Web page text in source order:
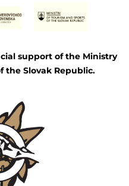
support of the Ministry
the Slovak Republic.